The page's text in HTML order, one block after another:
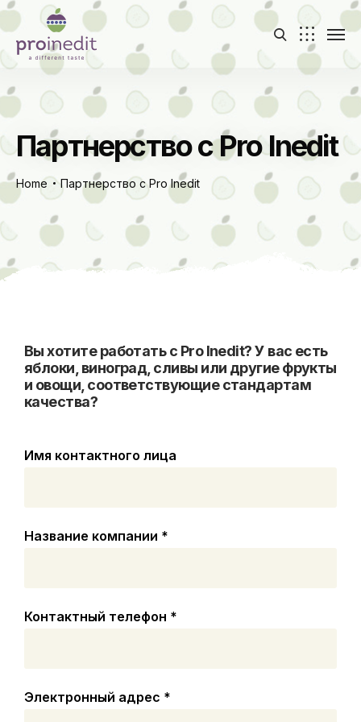
Партнерство с Pro Inedit
Home Партнерство с Pro Inedit
Вы хотите работать с Pro Inedit? У вас есть
яблоки, виноград, сливы или другие фрукты
и овощи, соответствующие стандартам
качества?
Имя контактного лица
Название компании *
Контактный телефон *
Электронный адрес *